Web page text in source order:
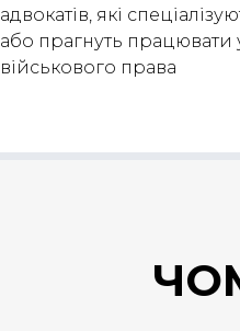
адвокатів, які
або прагнуть працювати
військового права